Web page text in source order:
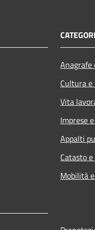
Cultura
Vita
Imprese
Appalti
Catasto
Mobilità